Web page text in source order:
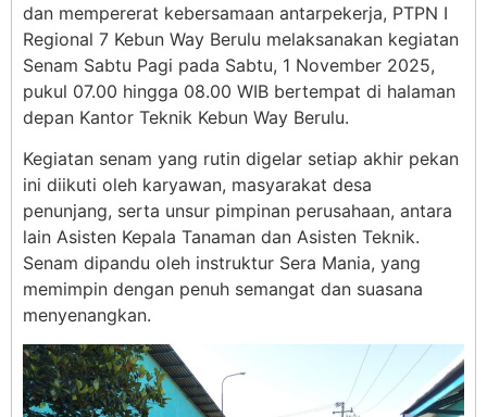
dan mempererat kebersamaan antarpekerja, PTPN I
Regional 7 Kebun Way Berulu melaksanakan kegiatan
Senam Sabtu Pagi pada Sabtu, 1 November 2025,
pukul 07.00 hingga 08.00 WIB bertempat di halaman
depan Kantor Teknik Kebun Way Berulu.
Kegiatan senam yang rutin digelar setiap akhir pekan
ini diikuti oleh karyawan, masyarakat desa
penunjang, serta unsur pimpinan perusahaan, antara
lain Asisten Kepala Tanaman dan Asisten Teknik.
Senam dipandu oleh instruktur Sera Mania, yang
memimpin dengan penuh semangat dan suasana
menyenangkan.